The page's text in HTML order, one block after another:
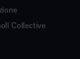
Collective